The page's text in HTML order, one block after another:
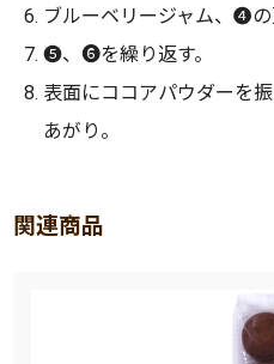
ブルーベリージャム、❹の
❺、❻を繰り返す。
表面にココアパウダーを
あがり。
関連商品